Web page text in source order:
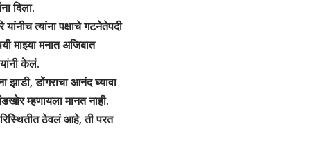
दिला.
त्यांना पक्षाचे गटनेतेपदी
माझ्या मनात अजिबात
केलं.
झाडी, डोंगराचा आनंद घ्यावा
म्हणायला मानत नाही.
ठेवलं आहे, ती परत